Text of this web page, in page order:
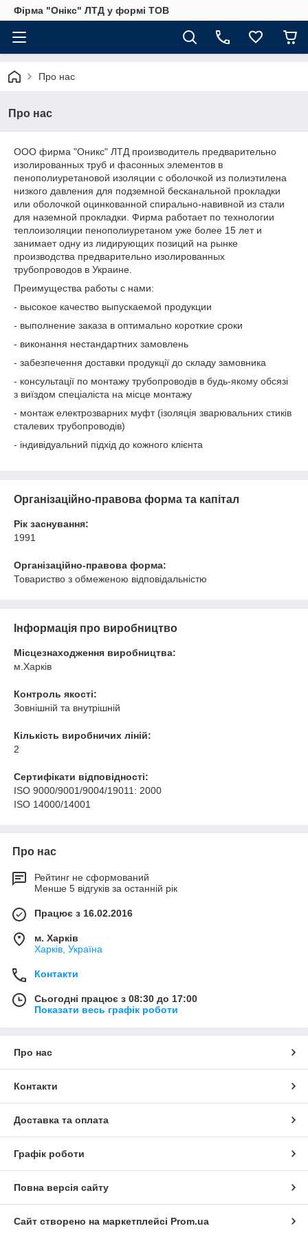
Фірма "Онікс" ЛТД у формі ТОВ
Про нас
Про нас
ООО фирма "Оникс" ЛТД производитель предварительно
изолированных труб и фасонных элементов в
пенополиуретановой изоляции с оболочкой из полиэтилена
низкого давления для подземной бесканальной прокладки
или оболочкой оцинкованной спирально-навивной из стали
для наземной прокладки. Фирма работает по технологии
теплоизоляции пенополиуретаном уже более 15 лет и
занимает одну из лидирующих позиций на рынке
производства предварительно изолированных
трубопроводов в Украине.
Преимущества работы с нами:
- высокое качество выпускаемой продукции
- выполнение заказа в оптимально короткие сроки
- виконання нестандартних замовлень
- забезпечення доставки продукції до складу замовника
- консультації по монтажу трубопроводів в будь-якому обсязі
з виїздом спеціаліста на місце монтажу
- монтаж електрозварних муфт (ізоляція зварювальних стиків
сталевих трубопроводів)
- індивідуальний підхід до кожного клієнта
Організаційно-правова форма та капітал
Рік заснування:
1991
Організаційно-правова форма:
Товариство з обмеженою відповідальністю
Інформація про виробництво
Місцезнаходження виробництва:
м.Харків
Контроль якості:
Зовнішній та внутрішній
Кількість виробничих ліній:
2
Сертифікати відповідності:
ISO 9000/9001/9004/19011: 2000
ISO 14000/14001
Про нас
Рейтинг не сформований
Менше 5 відгуків за останній рік
Працює з 16.02.2016
м. Харків
Харків, Україна
Контакти
Сьогодні працює з 08:30 до 17:00
Показати весь графік роботи
Про нас
Контакти
Доставка та оплата
Графік роботи
Повна версія сайту
Сайт створено на маркетплейсі Prom.ua